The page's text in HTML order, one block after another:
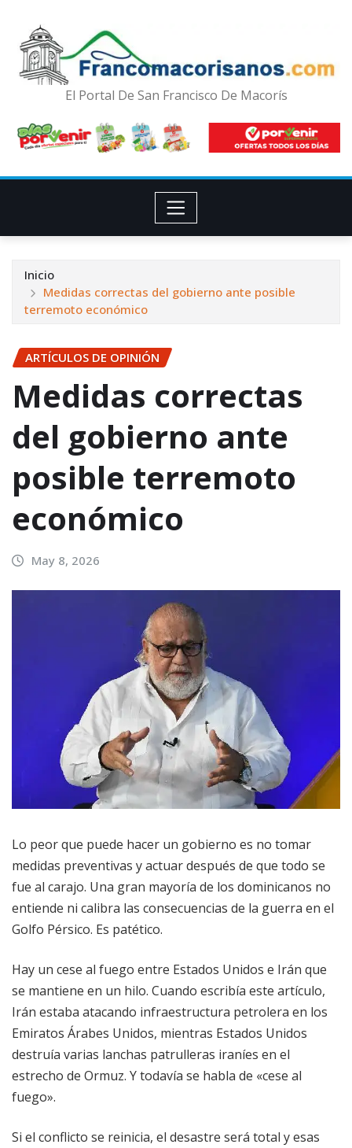
El Portal De San Francisco De Macorís
Inicio
Medidas correctas del gobierno ante posible
terremoto económico
ARTÍCULOS DE OPINIÓN
Medidas correctas
del gobierno ante
posible terremoto
económico
May 8, 2026
Lo peor que puede hacer un gobierno es no tomar
medidas preventivas y actuar después de que todo se
fue al carajo. Una gran mayoría de los dominicanos no
entiende ni calibra las consecuencias de la guerra en el
Golfo Pérsico. Es patético.
Hay un cese al fuego entre Estados Unidos e Irán que
se mantiene en un hilo. Cuando escribía este artículo,
Irán estaba atacando infraestructura petrolera en los
Emiratos Árabes Unidos, mientras Estados Unidos
destruía varias lanchas patrulleras iraníes en el
estrecho de Ormuz. Y todavía se habla de «cese al
fuego».
Si el conflicto se reinicia, el desastre será total y esas